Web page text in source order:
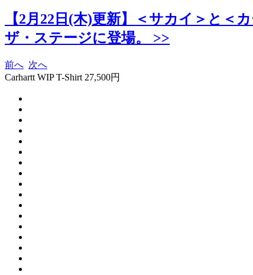
【2月22日(木)更新】＜サカイ＞と＜
ザ・ステージに登場。 >>
前へ 次へ
Carhartt WIP T-Shirt 27,500円